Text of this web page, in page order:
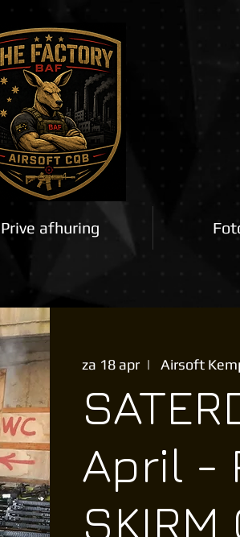
Prive afhuring
za 18 apr
  |
Airsoft
April -
SKIRM